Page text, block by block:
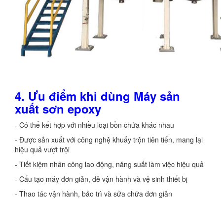
4. Ưu điểm khi dùng Máy sản
xuất sơn epoxy
- Có thể kết hợp với nhiều loại bồn chứa khác nhau
- Được sản xuất với công nghệ khuấy trộn tiên tiến, mang lại
hiệu quả vượt trội
- Tiết kiệm nhân công lao động, năng suất làm việc hiệu quả
- Cấu tạo máy đơn giản, dễ vận hành và vệ sinh thiết bị
- Thao tác vận hành, bảo trì và sửa chữa đơn giản